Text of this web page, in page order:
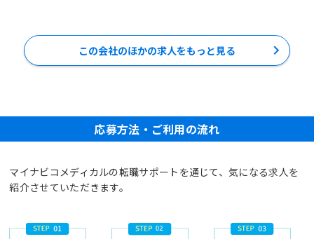
この会社のほかの求人をもっと見る
応募方法・ご利用の流れ
マイナビコメディカルの転職サポートを通じて、気になる求人を
紹介させていただきます。